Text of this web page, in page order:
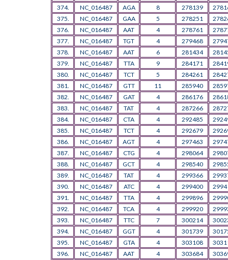
374.
NC_016487 AGA 8 278139
375.
NC_016487 GAA 5 278251
376.
NC_016487 AAT 4 278761
377.
NC_016487 TGT 4 279468
378.
NC_016487 AAT 6 281434
379.
NC_016487 TTA 9 284171
380.
NC_016487 TCT 5 284261
381.
NC_016487 GTT 11 285940
382.
NC_016487 GAT 4 286176
383.
NC_016487 TAT 4 287266
384.
NC_016487 CTA 4 292485
385.
NC_016487 TCT 4 292679
386.
NC_016487 AGT 4 297463
387.
NC_016487 CTG 4 298064
388.
NC_016487 GCT 4 298540
389.
NC_016487 TAT 4 299366
390.
NC_016487 ATC 4 299400
391.
NC_016487 TTA 4 299896
392.
NC_016487 TCA 4 299920
393.
NC_016487 TTC 7 300214
394.
NC_016487 GGT 4 301739
395.
NC_016487 GTA 4 303108
396.
NC_016487 AAT 4 303684